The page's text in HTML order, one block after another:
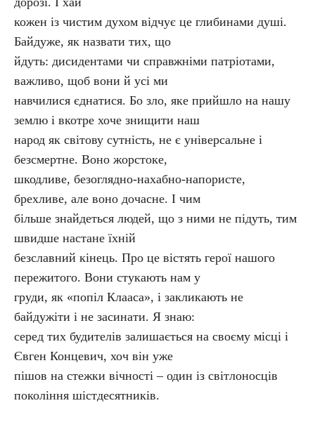
кожен із чистим духом відчує це глибинами душі.
Байдуже, як назвати тих, що
йдуть: дисидентами чи справжніми патріотами,
важливо, щоб вони й усі ми
навчилися єднатися. Бо зло, яке прийшло на нашу
землю і вкотре хоче знищити наш
народ як світову сутність, не є універсальне і
безсмертне. Воно жорстоке,
шкодливе, безоглядно-нахабно-напористе,
брехливе, але воно дочасне. І чим
більше знайдеться людей, що з ними не підуть, тим
швидше настане їхній
безславний кінець. Про це вістять герої нашого
пережитого. Вони стукають нам у
груди, як «попіл Клааса», і закликають не
байдужіти і не засинати. Я знаю:
серед тих будителів залишається на своєму місці і
Євген Концевич, хоч він уже
пішов на стежки вічності – один із світлоносців
покоління шістдесятників.